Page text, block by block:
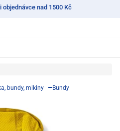
objednávce nad 1500 Kč
bundy, mikiny
Bundy